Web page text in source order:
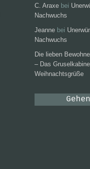
C. Araxe bei
Nachwuchs
Jeanne bei
Nachwuchs
Die lieben
– Das
Weihnachtsgrüße